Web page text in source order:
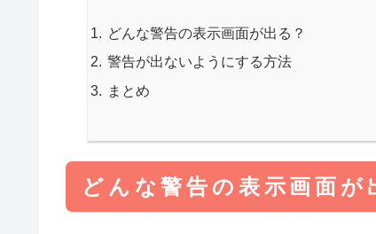
どんな警告の表示画面が出る？
警告が出ないようにする方法
まとめ
どんな警告の表示画面が